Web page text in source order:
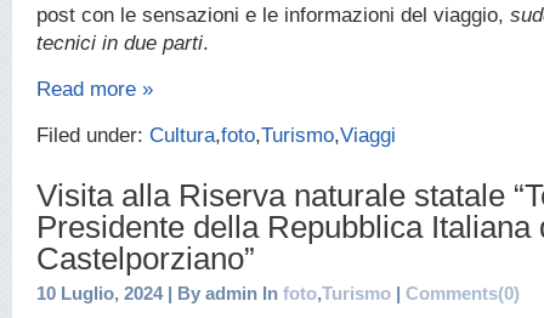
post con le sensazioni e le informazioni del viaggio,
tecnici in due parti.
Read more »
Filed under: Cultura,foto,Turismo,Viaggi
Visita alla Riserva naturale statale
Presidente della Repubblica Italiana
Castelporziano”
10 Luglio, 2024 | By admin In foto,Turismo | Comments(0)